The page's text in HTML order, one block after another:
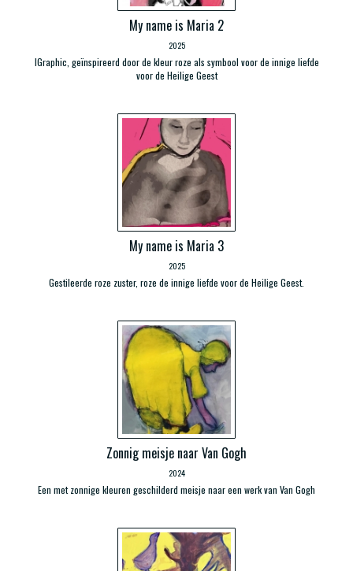
My name is Maria 2
2025
IGraphic, geïnspireerd door de kleur roze als symbool voor de innige liefde
voor de Heilige Geest
My name is Maria 3
2025
Gestileerde roze zuster, roze de innige liefde voor de Heilige Geest.
Zonnig meisje naar Van Gogh
2024
Een met zonnige kleuren geschilderd meisje naar een werk van Van Gogh